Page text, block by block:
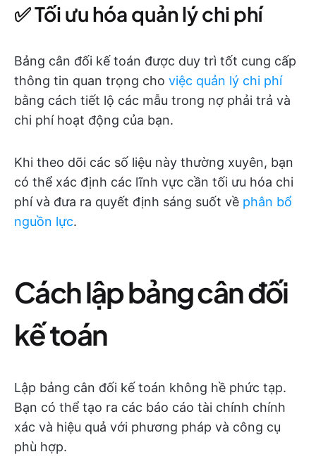
✅ Tối ưu hóa quản lý chi phí
Bảng cân đối kế toán được duy trì tốt cung cấp
thông tin quan trọng cho việc quản lý chi phí
bằng cách tiết lộ các mẫu trong nợ phải trả và
chi phí hoạt động của bạn.
Khi theo dõi các số liệu này thường xuyên, bạn
có thể xác định các lĩnh vực cần tối ưu hóa chi
phí và đưa ra quyết định sáng suốt về phân bổ
nguồn lực.
Cách lập bảng cân đối
kế toán
Lập bảng cân đối kế toán không hề phức tạp.
Bạn có thể tạo ra các báo cáo tài chính chính
xác và hiệu quả với phương pháp và công cụ
phù hợp.